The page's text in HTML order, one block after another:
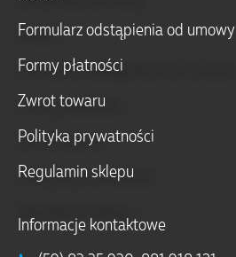
Formularz odstąpienia od umowy
Formy płatności
Zwrot towaru
Polityka prywatności
Regulamin sklepu
Informacje kontaktowe